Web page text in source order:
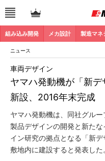
組み込み開発 メカ設計 製造マネ
ニュース
ヤマハ発動機が「新
新設、2016年末完成
車両デザイン
ヤマハ発動機は、同社グルー
製品デザインの開発と新た
イン研究の拠点となる「新デ
敷地内に建設すると発表した